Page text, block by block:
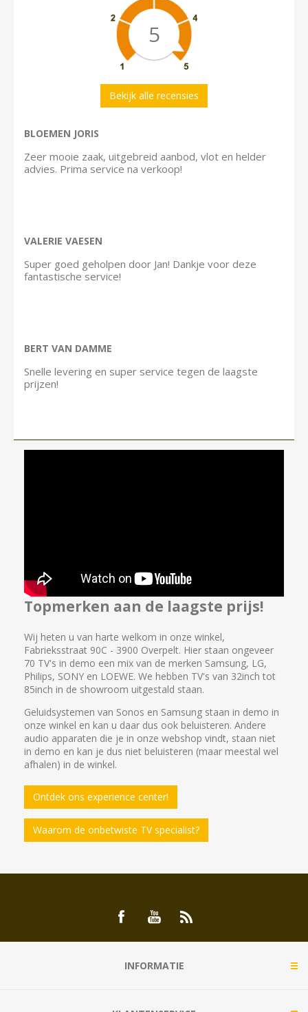
5
Bekijk alle recensies
BLOEMEN JORIS
Zeer mooie zaak, uitgebreid aanbod, vlot en helder
advies. Prima service na verkoop!
VALERIE VAESEN
Super goed geholpen door Jan! Dankje voor deze
fantastische service!
BERT VAN DAMME
Snelle levering en super service tegen de laagste
prijzen!
Topmerken aan de laagste prijs!
Wij heten u van harte welkom in onze winkel,
Fabrieksstraat 90C - 3900 Overpelt. Hier staan ongeveer
70 TV's in demo een mix van de merken Samsung, LG,
Philips, SONY en LOEWE. We hebben TV's van 32inch tot
85inch in de showroom uitgestald staan.
Geluidsystemen van Sonos en Samsung staan in demo in
onze winkel en kan u daar dus ook beluisteren. Andere
audio apparaten die je in onze webshop vindt, staan niet
in demo en kan je dus niet beluisteren (maar meestal wel
afhalen) in de winkel.
Ontdek ons experience center!
Waarom de onbetwiste TV specialist?
INFORMATIE